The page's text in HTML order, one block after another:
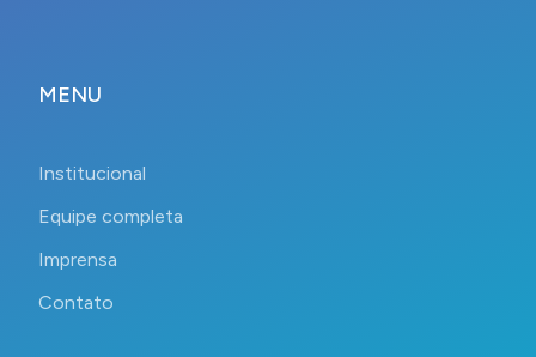
MENU
Institucional
Equipe completa
Imprensa
Contato